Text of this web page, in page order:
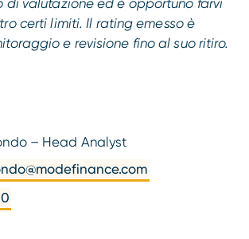
certi limiti. Il rating emesso è
e revisione fino al suo ritiro.
– Head Analyst